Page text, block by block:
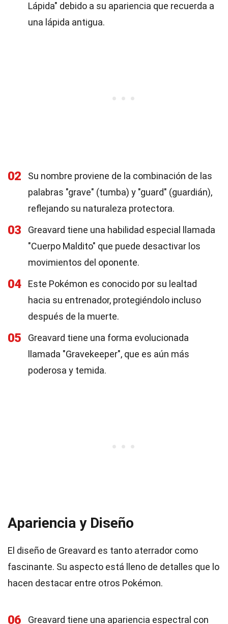
Lápida" debido a su apariencia que recuerda a
una lápida antigua.
02
Su nombre proviene de la combinación de las
palabras "grave" (tumba) y "guard" (guardián),
reflejando su naturaleza protectora.
03
Greavard tiene una habilidad especial llamada
"Cuerpo Maldito" que puede desactivar los
movimientos del oponente.
04
Este Pokémon es conocido por su lealtad
hacia su entrenador, protegiéndolo incluso
después de la muerte.
05
Greavard tiene una forma evolucionada
llamada "Gravekeeper", que es aún más
poderosa y temida.
Apariencia y Diseño
El diseño de Greavard es tanto aterrador como
fascinante. Su aspecto está lleno de detalles que lo
hacen destacar entre otros Pokémon.
06
Greavard tiene una apariencia espectral con